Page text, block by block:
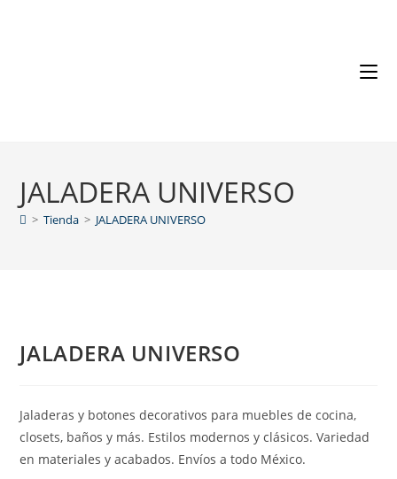
JALADERA UNIVERSO
> Tienda > JALADERA UNIVERSO
JALADERA UNIVERSO
Jaladeras y botones decorativos para muebles de cocina,
closets, baños y más. Estilos modernos y clásicos. Variedad
en materiales y acabados. Envíos a todo México.